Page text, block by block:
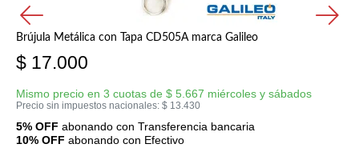
Brújula Metálica con Tapa CD505A marca Galileo
$ 17.000
Mismo precio en 3 cuotas de $ 5.667 miércoles y sábados
Precio sin impuestos nacionales: $ 13.430
5% OFF abonando con Transferencia bancaria
10% OFF abonando con Efectivo